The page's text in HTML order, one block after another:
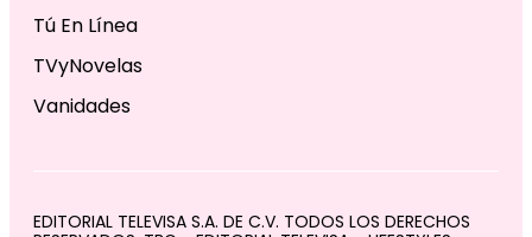
Tú En Línea
TVyNovelas
Vanidades
EDITORIAL TELEVISA S.A. DE C.V. TODOS LOS DERECHOS